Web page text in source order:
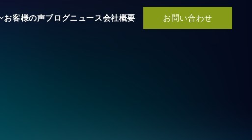
お客様の声ブログニュース会社概要 お問い合わせ